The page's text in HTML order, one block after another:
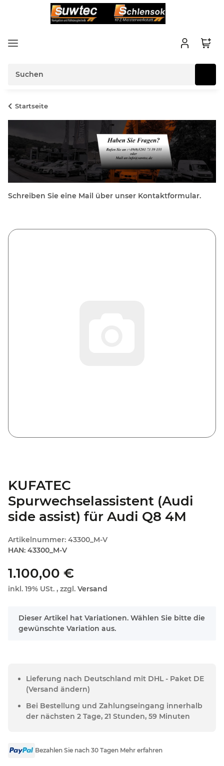
Startseite
Schreiben Sie eine Mail über unser Kontaktformular.
KUFATEC
Spurwechselassistent (Audi
side assist) für Audi Q8 4M
Artikelnummer: 43300_M-V
HAN: 43300_M-V
1.100,00 €
inkl. 19% USt. , zzgl. Versand
x
Dieser Artikel hat Variationen. Wählen Sie bitte die
gewünschte Variation aus.
Lieferung nach Deutschland mit DHL - Paket DE
(Versand ändern)
Bei Bestellung und Zahlungseingang innerhalb
der nächsten 2 Tage, 21 Stunden, 59 Minuten
Bezahlen Sie nach 30 Tagen Mehr erfahren